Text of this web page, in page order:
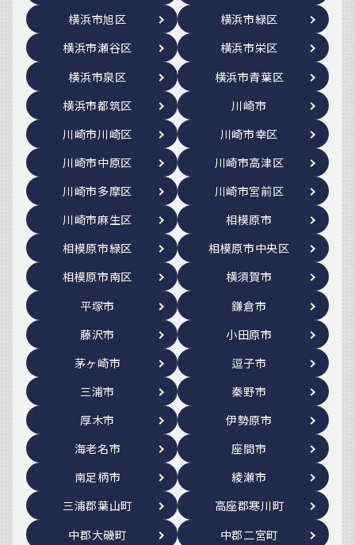
横浜市旭区
横浜市緑区
横浜市瀬谷区
横浜市栄区
横浜市泉区
横浜市青葉区
横浜市都筑区
川崎市
川崎市川崎区
川崎市幸区
川崎市中原区
川崎市高津区
川崎市多摩区
川崎市宮前区
川崎市麻生区
相模原市
相模原市緑区
相模原市中央区
相模原市南区
横須賀市
平塚市
鎌倉市
藤沢市
小田原市
茅ヶ崎市
逗子市
三浦市
秦野市
厚木市
伊勢原市
海老名市
座間市
南足柄市
綾瀬市
三浦郡葉山町
高座郡寒川町
中郡大磯町
中郡二宮町